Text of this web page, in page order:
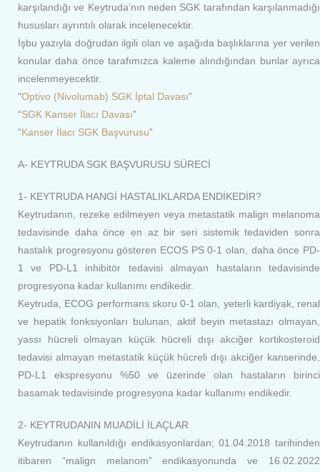
karşılandığı ve Keytruda’nın neden SGK tarafından karşılanmadığı
hususları ayrıntılı olarak incelenecektir.
İşbu yazıyla doğrudan ilgili olan ve aşağıda başlıklarına yer verilen
konular daha önce tarafımızca kaleme alındığından bunlar ayrıca
incelenmeyecektir.
“Optivo (Nivolumab) SGK İptal Davası”
“SGK Kanser İlacı Davası”
“ Kanser İlacı SGK Başvurusu”
A- KEYTRUDA SGK BAŞVURUSU SÜRECİ
1- KEYTRUDA HANGİ HASTALIKLARDA ENDİKEDİR?
Keytrudanın, rezeke edilmeyen veya metastatik malign melanoma
tedavisinde daha önce en az bir seri sistemik tedaviden sonra
hastalık progresyonu gösteren ECOS PS 0-1 olan, daha önce PD-
1 ve PD-L1 inhibitör tedavisi almayan hastaların tedavisinde
progresyona kadar kullanımı endikedir.
Keytruda, ECOG performans skoru 0-1 olan, yeterli kardiyak, renal
ve hepatik fonksiyonları bulunan, aktif beyin metastazı olmayan,
yassı hücreli olmayan küçük hücreli dışı akciğer kortikosteroid
tedavisi almayan metastatik küçük hücreli dışı akciğer kanserinde,
PD-L1 ekspresyonu %50 ve üzerinde olan hastaların birinci
basamak tedavisinde progresyona kadar kullanımı endikedir.
2- KEYTRUDANIN MUADİLİ İLAÇLAR
Keytrudanın kullanıldığı endikasyonlardan; 01.04.2018 tarihinden
itibaren “malign melanom” endikasyonunda ve 16.02.2022